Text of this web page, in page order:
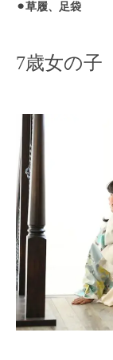
⚫︎草履、足袋
7歳女の子